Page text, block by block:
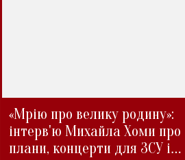
«Мрію про велику родину»:
інтерв'ю Михайла Хоми про
плани, концерти для ЗСУ і